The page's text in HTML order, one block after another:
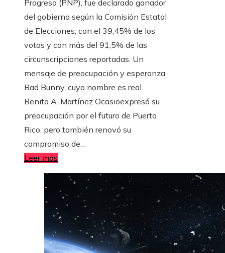
Progreso (PNP), fue declarado ganador
del gobierno según la Comisión Estatal
de Elecciones, con el 39,45% de los
votos y con más del 91,5% de las
circunscripciones reportadas. Un
mensaje de preocupación y esperanza
Bad Bunny, cuyo nombre es real
Benito A. Martínez Ocasioexpresó su
preocupación por el futuro de Puerto
Rico, pero también renovó su
compromiso de…
Leer más